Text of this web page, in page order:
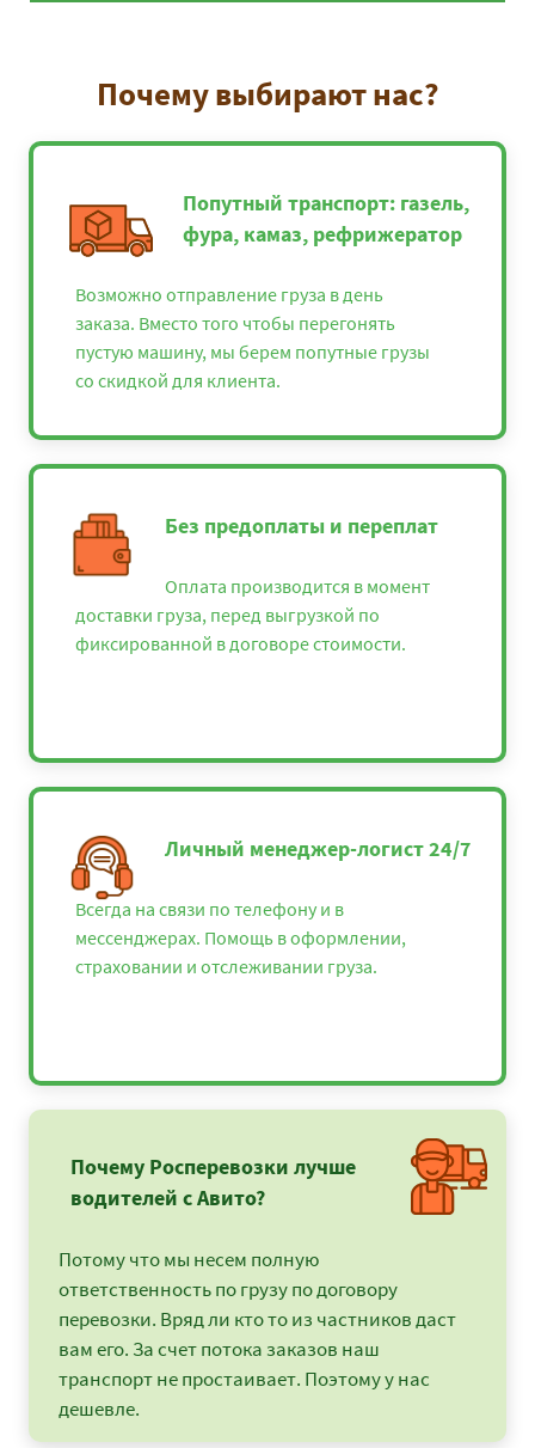
Почему выбирают нас?
Попутный транспорт: газель,
фура, камаз, рефрижератор
Возможно отправление груза в день
заказа. Вместо того чтобы перегонять
пустую машину, мы берем попутные грузы
со скидкой для клиента.
Без предоплаты и переплат
Оплата производится в момент
доставки груза, перед выгрузкой по
фиксированной в договоре стоимости.
Личный менеджер-логист 24/7
Всегда на связи по телефону и в
мессенджерах. Помощь в оформлении,
страховании и отслеживании груза.
Почему Росперевозки лучше
водителей с Авито?
Потому что мы несем полную
ответственность по грузу по договору
перевозки. Вряд ли кто то из частников даст
вам его. За счет потока заказов наш
транспорт не простаивает. Поэтому у нас
дешевле.